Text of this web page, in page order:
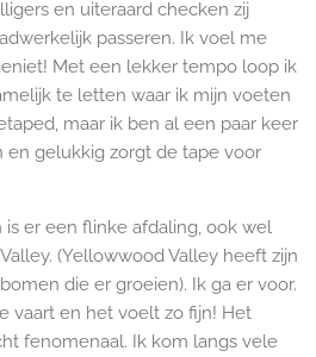
en uiteraard checken zij
passeren. Ik voel me
Met een lekker tempo loop ik
te letten waar ik mijn voeten
maar ik ben al een paar keer
en gelukkig zorgt de tape voor
er een flinke afdaling, ook wel
(Yellowwood Valley heeft zijn
die er groeien). Ik ga er voor.
vaart en het voelt zo fijn! Het
fenomenaal. Ik kom langs vele